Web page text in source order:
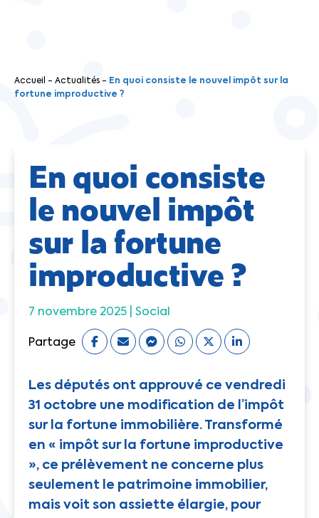
Accueil - Actualités - En quoi consiste le nouvel impôt sur la
fortune improductive ?
En quoi consiste
le nouvel impôt
sur la fortune
improductive ?
7 novembre 2025 | Social
Partage
Les députés ont approuvé ce vendredi
31 octobre une modification de l’impôt
sur la fortune immobilière. Transformé
en « impôt sur la fortune improductive
», ce prélèvement ne concerne plus
seulement le patrimoine immobilier,
mais voit son assiette élargie, pour